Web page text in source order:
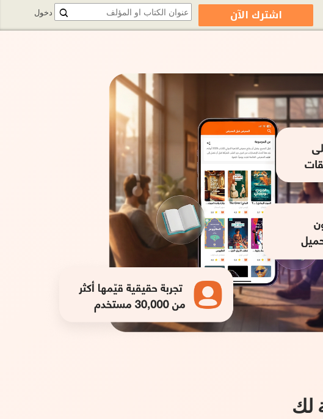
لك
دخول اشترك الآن